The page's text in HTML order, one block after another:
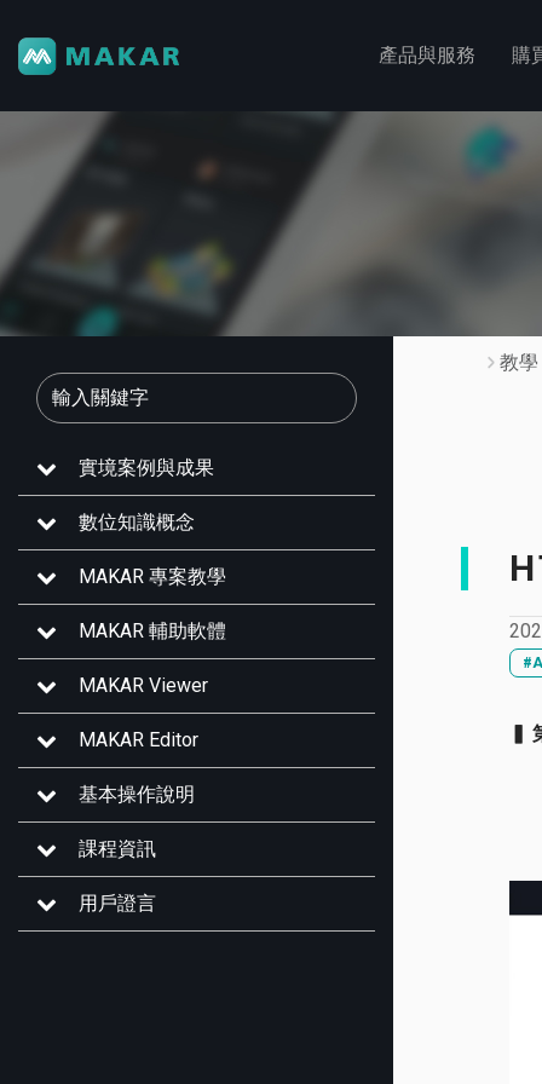
產品與服務 購
實境案例與成果
數位知識概念
MAKAR 專案教學
MAKAR 輔助軟體
MAKAR Viewer
MAKAR Editor
基本操作說明
課程資訊
用戶證言
教學
▍